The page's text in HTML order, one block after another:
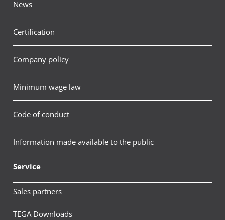
News
Certification
Company policy
Minimum wage law
Code of conduct
Information made available to the public
Service
Sales partners
TEGA Downloads